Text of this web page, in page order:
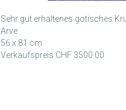
Sehr gut erhaltenes gotisches
Arve
56 x 81 cm
Verkaufspreis CHF 3500.00